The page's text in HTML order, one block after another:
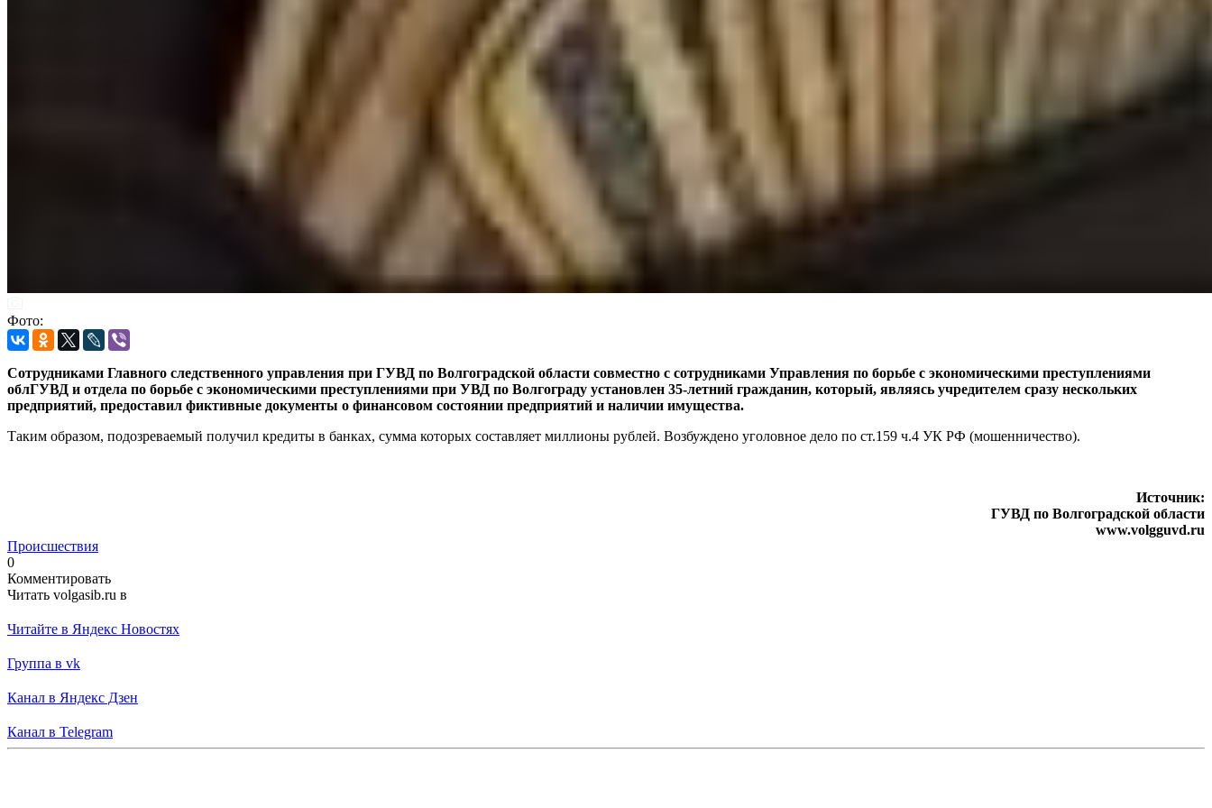
Фото:
Сотрудниками Главного следственного управления при ГУВД по Волгоградской области совместно с сотрудниками Управления по борьбе с экономическими преступлениями
облГУВД и отдела по борьбе с экономическими преступлениями при УВД по Волгограду установлен 35-летний гражданин, который, являясь учредителем сразу нескольких
предприятий, предоставил фиктивные документы о финансовом состоянии предприятий и наличии имущества.
Таким образом, подозреваемый получил кредиты в банках, сумма которых составляет миллионы рублей. Возбуждено уголовное дело по ст.159 ч.4 УК РФ (мошенничество).
Источник:
ГУВД по Волгоградской области
www.volgguvd.ru
Происшествия
0
Комментировать
Читать volgasib.ru в
Читайте в Яндекс Новостях
Группа в vk
Канал в Яндекс Дзен
Канал в Telegram